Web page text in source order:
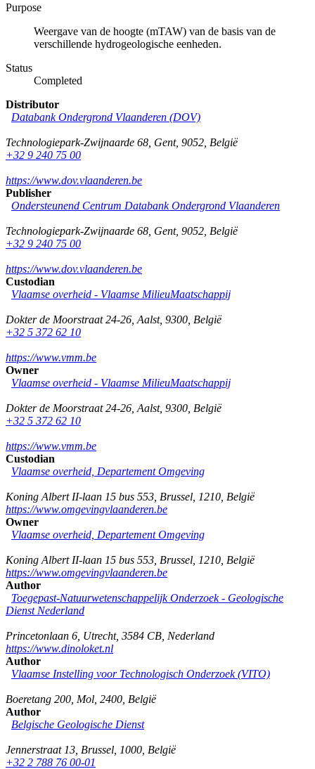
Purpose
Weergave van de hoogte (mTAW) van de basis van de
verschillende hydrogeologische eenheden.
Status
Completed
Distributor
Databank Ondergrond Vlaanderen (DOV)
Technologiepark-Zwijnaarde 68 Gent, 9052 België
+32 9 240 75 00
https://www.dov.vlaanderen.be
Publisher
Ondersteunend Centrum Databank Ondergrond Vlaanderen
Technologiepark-Zwijnaarde 68 Gent, 9052 België
+32 9 240 75 00
https://www.dov.vlaanderen.be
Custodian
Vlaamse overheid - Vlaamse MilieuMaatschappij
Dokter de Moorstraat 24-26 Aalst, 9300 België
+32 5 372 62 10
https://www.vmm.be
Owner
Vlaamse overheid - Vlaamse MilieuMaatschappij
Dokter de Moorstraat 24-26 Aalst, 9300 België
+32 5 372 62 10
https://www.vmm.be
Custodian
Vlaamse overheid, Departement Omgeving
Koning Albert II-laan 15 bus 553 Brussel 1210 België
https://www.omgevingvlaanderen.be
Owner
Vlaamse overheid, Departement Omgeving
Koning Albert II-laan 15 bus 553 Brussel 1210 België
https://www.omgevingvlaanderen.be
Author
Toegepast-Natuurwetenschappelijk Onderzoek - Geologische
Dienst Nederland
Princetonlaan 6 Utrecht, 3584 CB Nederland
https://www.dinoloket.nl
Author
Vlaamse Instelling voor Technologisch Onderzoek (VITO)
Boeretang 200 Mol 2400 België
Author
Belgische Geologische Dienst
Jennerstraat 13 Brussel 1000 België
+32 2 788 76 00-01